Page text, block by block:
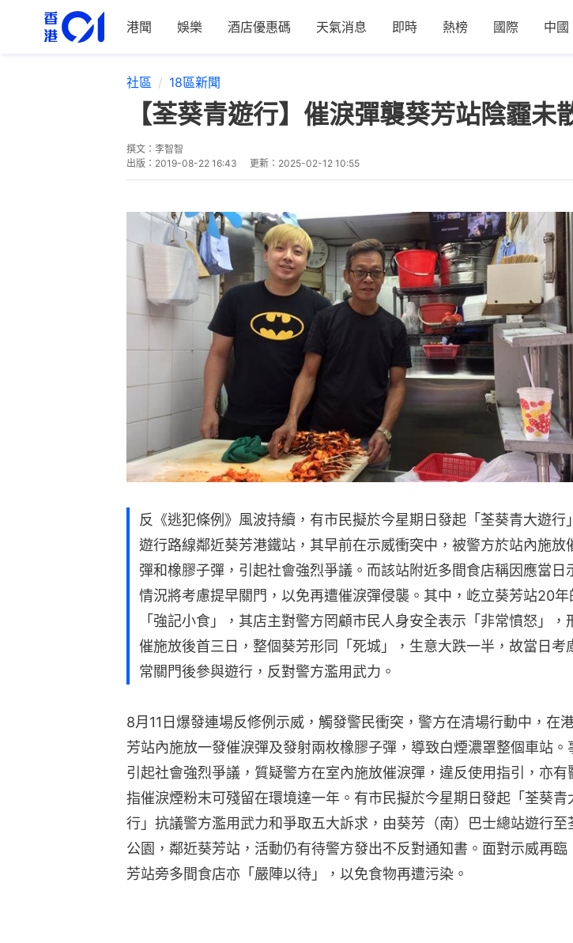
港聞 娛樂 酒店優惠碼 天氣消息 即時 熱榜 國際 中國
社區 18區新聞
【荃葵青遊行】催淚彈襲葵芳站陰霾
撰文： 李智智
出版： 2019-08-22 16:43 更新： 2025-02-12 10:55
反《逃犯條例》風波持續，有市民擬於今星期日發起「荃葵青大遊行
遊行路線鄰近葵芳港鐵站，其早前在示威衝突中，被警方於站內施放
彈和橡膠子彈，引起社會強烈爭議。而該站附近多間食店稱因應當日
情況將考慮提早關門，以免再遭催淚彈侵襲。其中，屹立葵芳站20年
「強記小食」，其店主對警方罔顧市民人身安全表示「非常憤怒」，
催施放後首三日，整個葵芳形同「死城」，生意大跌一半，故當日考
常關門後參與遊行，反對警方濫用武力。
8月11日爆發連場反修例示威，觸發警民衝突，警方在清場行動中，在
芳站內施放一發催淚彈及發射兩枚橡膠子彈，導致白煙濃罩整個車站。
引起社會強烈爭議，質疑警方在室內施放催淚彈，違反使用指引，亦有
指催淚煙粉末可殘留在環境達一年。有市民擬於今星期日發起「荃葵青
行」抗議警方濫用武力和爭取五大訴求，由葵芳（南）巴士總站遊行至
公園，鄰近葵芳站，活動仍有待警方發出不反對通知書。面對示威再臨
芳站旁多間食店亦「嚴陣以待」，以免食物再遭污染。